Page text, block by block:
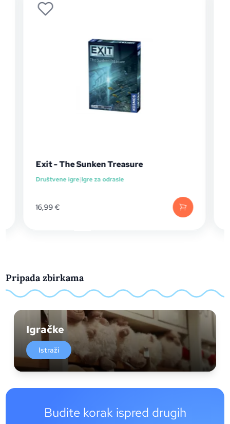
Exit - The Sunken Treasure
Društvene igre|Igre za odrasle
16,99€
Pripada zbirkama
Igračke
Istraži
Budite korak ispred drugih